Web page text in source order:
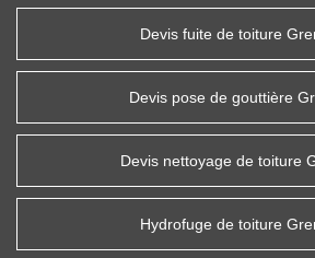
Devis fuite de toiture
Devis pose de gouttière
Devis nettoyage de toiture
Hydrofuge de toiture